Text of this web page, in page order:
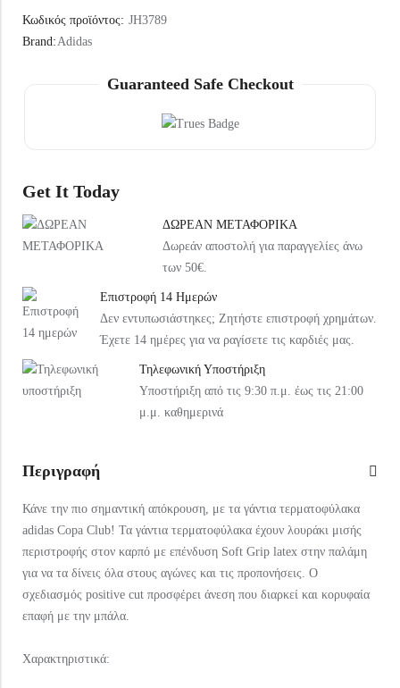
Κωδικός προϊόντος: JH3789
Brand:Adidas
Guaranteed Safe Checkout
Get It Today
ΔΩΡΕΑΝ ΜΕΤΑΦΟΡΙΚΑ
Δωρεάν αποστολή για παραγγελίες άνω
των 50€.
Επιστροφή 14 Ημερών
Δεν εντυπωσιάστηκες; Ζητήστε επιστροφή χρημάτων.
Έχετε 14 ημέρες για να ραγίσετε τις καρδιές μας.
Τηλεφωνική Υποστήριξη
Υποστήριξη από τις 9:30 π.μ. έως τις 21:00
μ.μ. καθημερινά
Περιγραφή
Κάνε την πιο σημαντική απόκρουση, με τα γάντια τερματοφύλακα
adidas Copa Club! Τα γάντια τερματοφύλακα έχουν λουράκι μισής
περιστροφής στον καρπό με επένδυση Soft Grip latex στην παλάμη
για να τα δίνεις όλα στους αγώνες και τις προπονήσεις. Ο
σχεδιασμός positive cut προσφέρει άνεση που διαρκεί και κορυφαία
επαφή με την μπάλα.
Χαρακτηριστικά: